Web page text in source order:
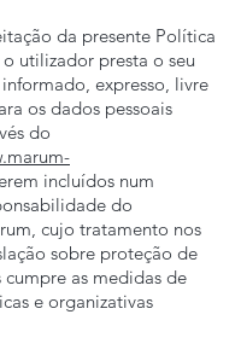
da presente Política
utilizador presta o seu
expresso, livre
os dados pessoais
do
incluídos num
do
cujo tratamento nos
sobre proteção de
cumpre as medidas de
e organizativas